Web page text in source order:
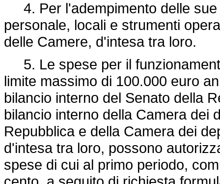
4. Per l'adempimento delle sue
personale, locali e strumenti
delle Camere, d'intesa tra loro.
5. Le spese per il
limite massimo di 100.000 euro
bilancio interno del Senato della
bilancio interno della Camera dei
Repubblica e della Camera dei
d'intesa tra loro, possono
spese di cui al primo periodo,